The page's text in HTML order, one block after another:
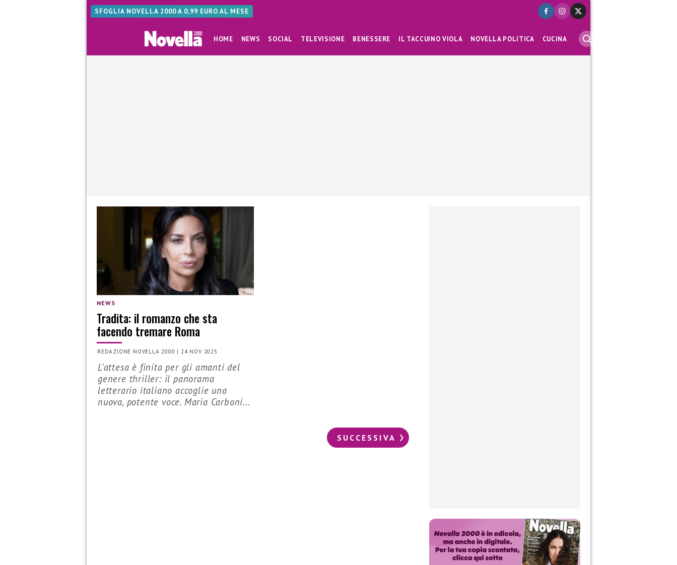
SFOGLIA NOVELLA 2000 A 0,99 EURO AL MESE
HOME NEWS SOCIAL TELEVISIONE BENESSERE IL TACCUINO VIOLA NOVELLA POLITICA CUCINA
NEWS
Tradita: il romanzo che sta
facendo tremare Roma
REDAZIONE NOVELLA 2000 |24 NOV 2025
L'attesa è finita per gli amanti del
genere thriller: il panorama
letterario italiano accoglie una
nuova, potente voce. Maria Carboni...
SUCCESSIVA